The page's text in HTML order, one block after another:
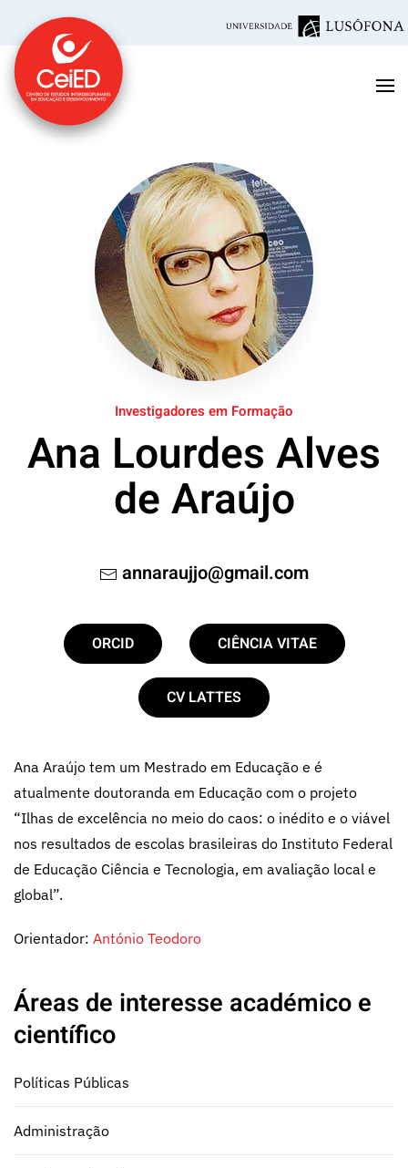
Saltar para o conteúdo principal
Investigadores em Formação
Ana Lourdes Alves
de Araújo
annaraujjo@gmail.com
ORCID CIÊNCIA VITAE
CV LATTES
Ana Araújo tem um Mestrado em Educação e é
atualmente doutoranda em Educação com o projeto
“Ilhas de excelência no meio do caos: o inédito e o viável
nos resultados de escolas brasileiras do Instituto Federal
de Educação Ciência e Tecnologia, em avaliação local e
global”.
Orientador: António Teodoro
Áreas de interesse académico e
científico
Políticas Públicas
Administração